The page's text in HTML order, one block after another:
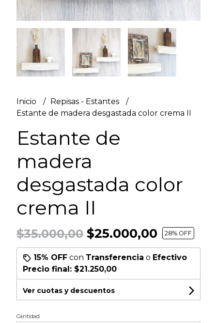
Inicio
Repisas - Estantes
Estante de madera desgastada color crema II
Estante de
madera
desgastada color
crema II
$35.000,00$25.000,00 28% OFF
15% OFFcon Transferencia o Efectivo
Precio final: $21.250,00
Ver cuotas y descuentos
Cantidad